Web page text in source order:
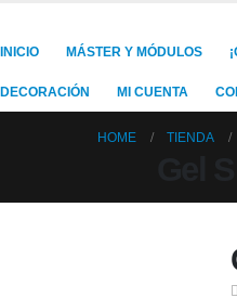
INICIO MÁSTER Y MÓDULOS
DECORACIÓN MI CUENTA
HOME TIENDA